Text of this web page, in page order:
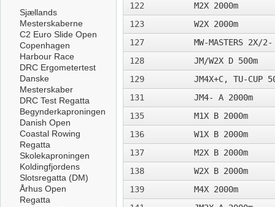
Sjællands
Mesterskaberne
C2 Euro Slide Open
Copenhagen
Harbour Race
DRC Ergometertest
Danske
Mesterskaber
DRC Test Regatta
Begynderkaproningen
Danish Open
Coastal Rowing
Regatta
Skolekaproningen
Koldingfjordens
Slotsregatta (DM)
Århus Open
Regatta
122
M2X 2000m
123
W2X 2000m
127
MW-MASTERS 2X/
128
JM/W2X D 500m­
129
JM4X+C, TU-CUP
131
JM4- A 2000m
135
M1X B 2000m
136
W1X B 2000m
137
M2X B 2000m
138
W2X B 2000m
139
M4X 2000m